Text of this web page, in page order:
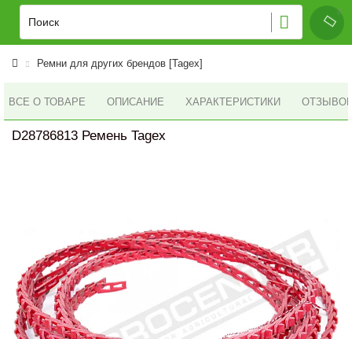
Ремни для других брендов [Tagex]
ВСЕ О ТОВАРЕ ОПИСАНИЕ ХАРАКТЕРИСТИКИ ОТЗЫВОВ
D28786813 Ремень Tagex